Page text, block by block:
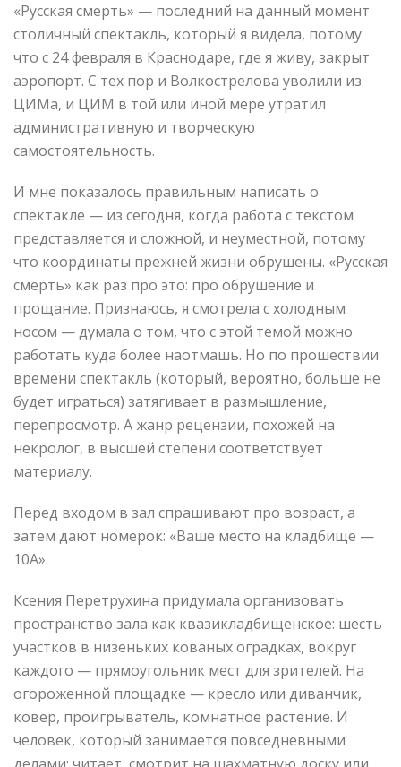
«Русская смерть» — последний на данный момент
столичный спектакль, который я видела, потому
что с 24 февраля в Краснодаре, где я живу, закрыт
аэропорт. С тех пор и Волкострелова уволили из
ЦИМа, и ЦИМ в той или иной мере утратил
административную и творческую
самостоятельность.
И мне показалось правильным написать о
спектакле — из сегодня, когда работа с текстом
представляется и сложной, и неуместной, потому
что координаты прежней жизни обрушены. «Русская
смерть» как раз про это: про обрушение и
прощание. Признаюсь, я смотрела с холодным
носом — думала о том, что с этой темой можно
работать куда более наотмашь. Но по прошествии
времени спектакль (который, вероятно, больше не
будет играться) затягивает в размышление,
перепросмотр. А жанр рецензии, похожей на
некролог, в высшей степени соответствует
материалу.
Перед входом в зал спрашивают про возраст, а
затем дают номерок: «Ваше место на кладбище —
10А».
Ксения Перетрухина придумала организовать
пространство зала как квазикладбищенское: шесть
участков в низеньких кованых оградках, вокруг
каждого — прямоугольник мест для зрителей. На
огороженной площадке — кресло или диванчик,
ковер, проигрыватель, комнатное растение. И
человек, который занимается повседневными